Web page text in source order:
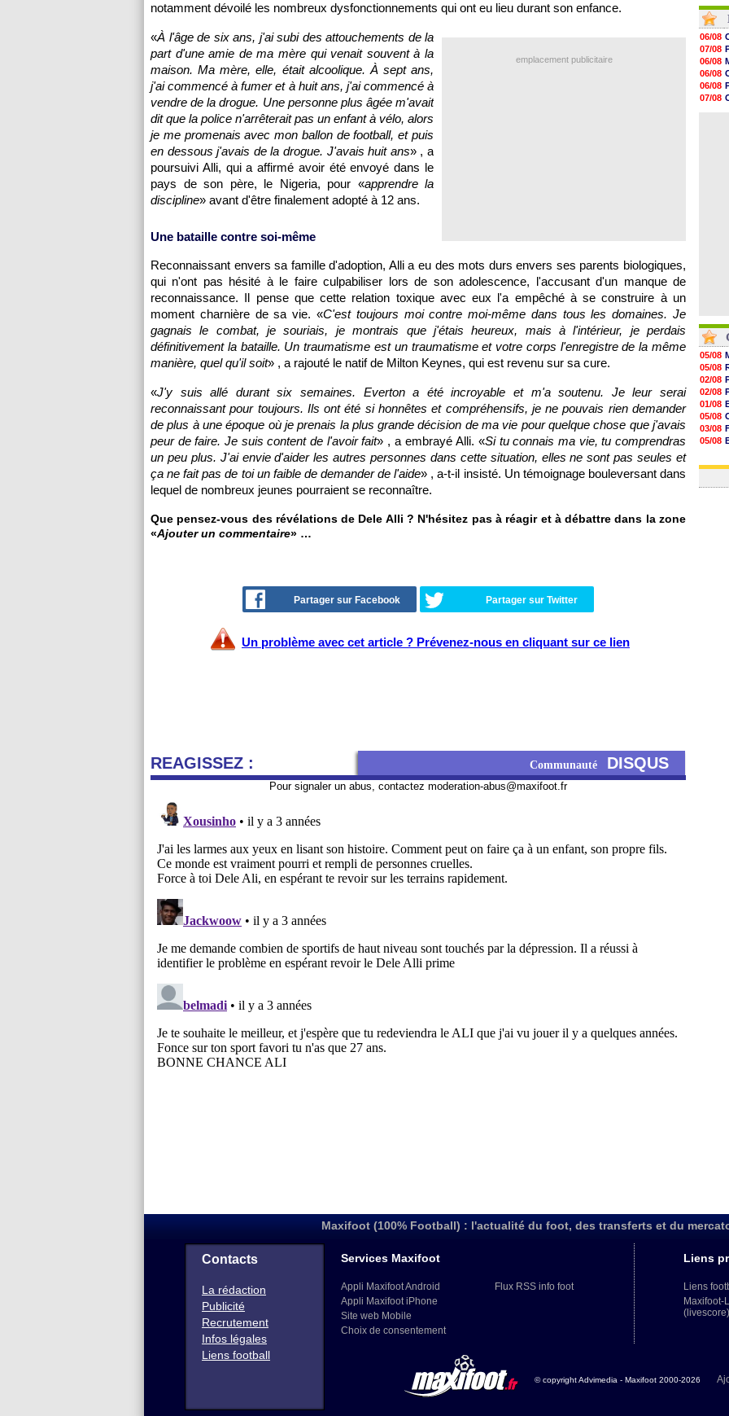
notamment dévoilé les nombreux dysfonctionnements qui ont eu lieu durant son enfance.
emplacement publicitaire
«À l'âge de six ans, j'ai subi des attouchements de la
part d'une amie de ma mère qui venait souvent à la
maison. Ma mère, elle, était alcoolique. À sept ans,
j'ai commencé à fumer et à huit ans, j'ai commencé à
vendre de la drogue. Une personne plus âgée m'avait
dit que la police n'arrêterait pas un enfant à vélo, alors
je me promenais avec mon ballon de football, et puis
en dessous j'avais de la drogue. J'avais huit ans» , a
poursuivi Alli, qui a affirmé avoir été envoyé dans le
pays de son père, le Nigeria, pour «apprendre la
discipline» avant d'être finalement adopté à 12 ans.
Une bataille contre soi-même
Reconnaissant envers sa famille d'adoption, Alli a eu des mots durs envers ses parents biologiques,
qui n'ont pas hésité à le faire culpabiliser lors de son adolescence, l'accusant d'un manque de
reconnaissance. Il pense que cette relation toxique avec eux l'a empêché à se construire à un
moment charnière de sa vie. «C'est toujours moi contre moi-même dans tous les domaines. Je
gagnais le combat, je souriais, je montrais que j'étais heureux, mais à l'intérieur, je perdais
définitivement la bataille. Un traumatisme est un traumatisme et votre corps l'enregistre de la même
manière, quel qu'il soit» , a rajouté le natif de Milton Keynes, qui est revenu sur sa cure.
«J'y suis allé durant six semaines. Everton a été incroyable et m'a soutenu. Je leur serai
reconnaissant pour toujours. Ils ont été si honnêtes et compréhensifs, je ne pouvais rien demander
de plus à une époque où je prenais la plus grande décision de ma vie pour quelque chose que j'avais
peur de faire. Je suis content de l'avoir fait» , a embrayé Alli. «Si tu connais ma vie, tu comprendras
un peu plus. J'ai envie d'aider les autres personnes dans cette situation, elles ne sont pas seules et
ça ne fait pas de toi un faible de demander de l'aide» , a-t-il insisté. Un témoignage bouleversant dans
lequel de nombreux jeunes pourraient se reconnaître.
Que pensez-vous des révélations de Dele Alli ? N'hésitez pas à réagir et à débattre dans la zone
«Ajouter un commentaire» …
Partager sur Facebook Partager sur Twitter
Un problème avec cet article ? Prévenez-nous en cliquant sur ce lien
REAGISSEZ : Communauté DISQUS
Pour signaler un abus, contactez moderation-abus@maxifoot.fr
07/08
07/08
07/08
07/08
07/08
07/08
07/08
07/08
07/08
06/08
07/08
06/08
06/08
06/08
07/08
05/08
05/08
02/08
02/08
01/08
05/08
03/08
05/08
03/08
Maxifoot (100% Football) : l'actualité du foot, des transferts et du
Contacts
La rédaction
Publicité
Recrutement
Infos légales
Liens football
Services Maxifoot
Appli Maxifoot Android
Appli Maxifoot iPhone
Site web Mobile
Choix de consentement
Flux RSS info foot
Liens
Liens
Maxifoot-
(livescore)
© copyright Advimedia - Maxifoot 2000-2026